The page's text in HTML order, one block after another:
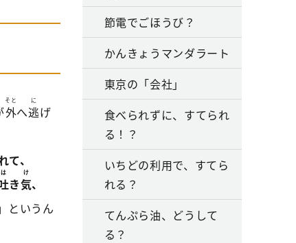
外
そと
へ逃
に
げ
て、
は
き気
け
、
というん
節電でごほうび？
かんきょうマンダラート
東京の「会社」
食べられずに、すてられ
る！？
いちどの利用で、すてら
れる？
てんぷら油、どうして
る？